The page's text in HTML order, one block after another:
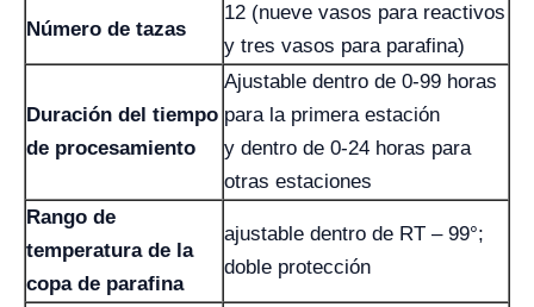
Número de tazas
12 (nueve vasos para reactivos
y tres vasos para parafina)
Duración del tiempo
de procesamiento
Ajustable dentro de 0-99 horas
para la primera estación
y dentro de 0-24 horas para
otras estaciones
Rango de
temperatura de la
copa de parafina
ajustable dentro de RT – 99°;
doble protección